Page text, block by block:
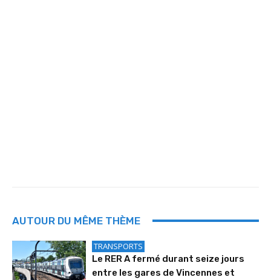
AUTOUR DU MÊME THÈME
TRANSPORTS
Le RER A fermé durant seize jours
entre les gares de Vincennes et